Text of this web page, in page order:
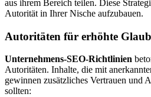
aus ihrem Bereich teilen. Diese
Autorität in Ihrer Nische aufzubauen.
Autoritäten für erhöhte
Unternehmens-SEO-Richtlinien
Autoritäten. Inhalte, die mit
gewinnen zusätzliches Vertrauen und
sollten: